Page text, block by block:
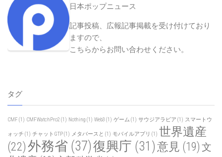
日本ポップニュース
記事投稿、広報記事掲載を受け付けており
ますので、
こちらからお問い合わせください。
タグ
CMF (1) CMFWatchPro2 (1) Nothing (1) Web3 (1) ゲーム (1) サウジアラビア (1) スマートウ
ォッチ (1) チャットGTP(1) メタバースと (1) モバイルアプリ (1) 世界遺産
(22)外務省 (37)復興庁 (31)意見 (19) 文